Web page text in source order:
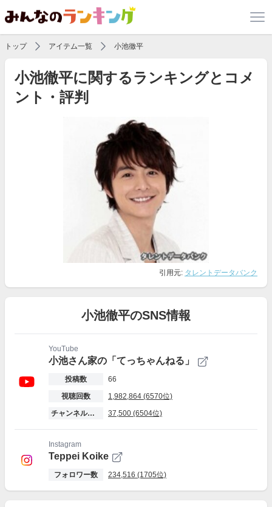
トップ アイテム一覧 小池徹平
小池徹平に関するランキングとコメ
ント・評判
引用元: タレントデータバンク
小池徹平のSNS情報
YouTube
小池さん家の「てっちゃんねる」
投稿数
66
視聴回数
1,982,864 (6570位)
チャンネル登録者数
37,500 (6504位)
Instagram
Teppei Koike
フォロワー数 234,516 (1705位)